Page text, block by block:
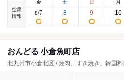
空席
情報
金
8/7
土
8
日
9
月
10
おんどる 小倉魚町店
北九州市小倉北区 / 焼肉、すき焼き、韓国料